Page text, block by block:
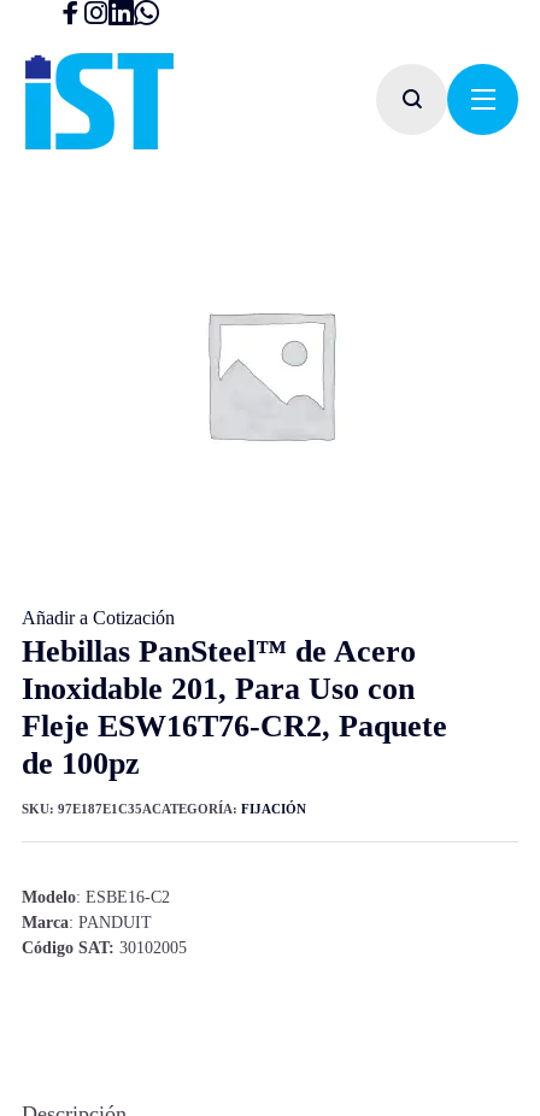
Hebillas PanSteel™ de Acero
Inoxidable 201, Para Uso con
Fleje ESW16T76-CR2, Paquete
de 100pz
Modelo: ESBE16-C2
Marca: PANDUIT
Código SAT: 30102005
Añadir a Cotización
SKU: 97E187E1C35ACATEGORÍA: FIJACIÓN